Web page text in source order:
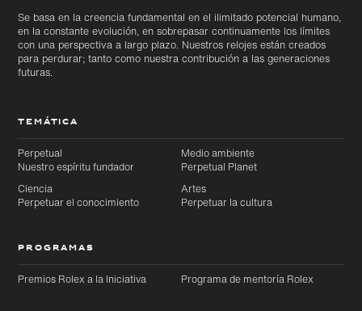
Se basa en la creencia fundamental en el ilimitado potencial humano,
en la constante evolución, en sobrepasar continuamente los límites
con una perspectiva a largo plazo. Nuestros relojes están creados
para perdurar; tanto como nuestra contribución a las generaciones
futuras.
TEMÁTICA
Perpetual
Nuestro espíritu fundador
Medio ambiente
Perpetual Planet
Ciencia
Perpetuar el conocimiento
Artes
Perpetuar la cultura
PROGRAMAS
Premios Rolex a la Iniciativa Programa de mentoría Rolex